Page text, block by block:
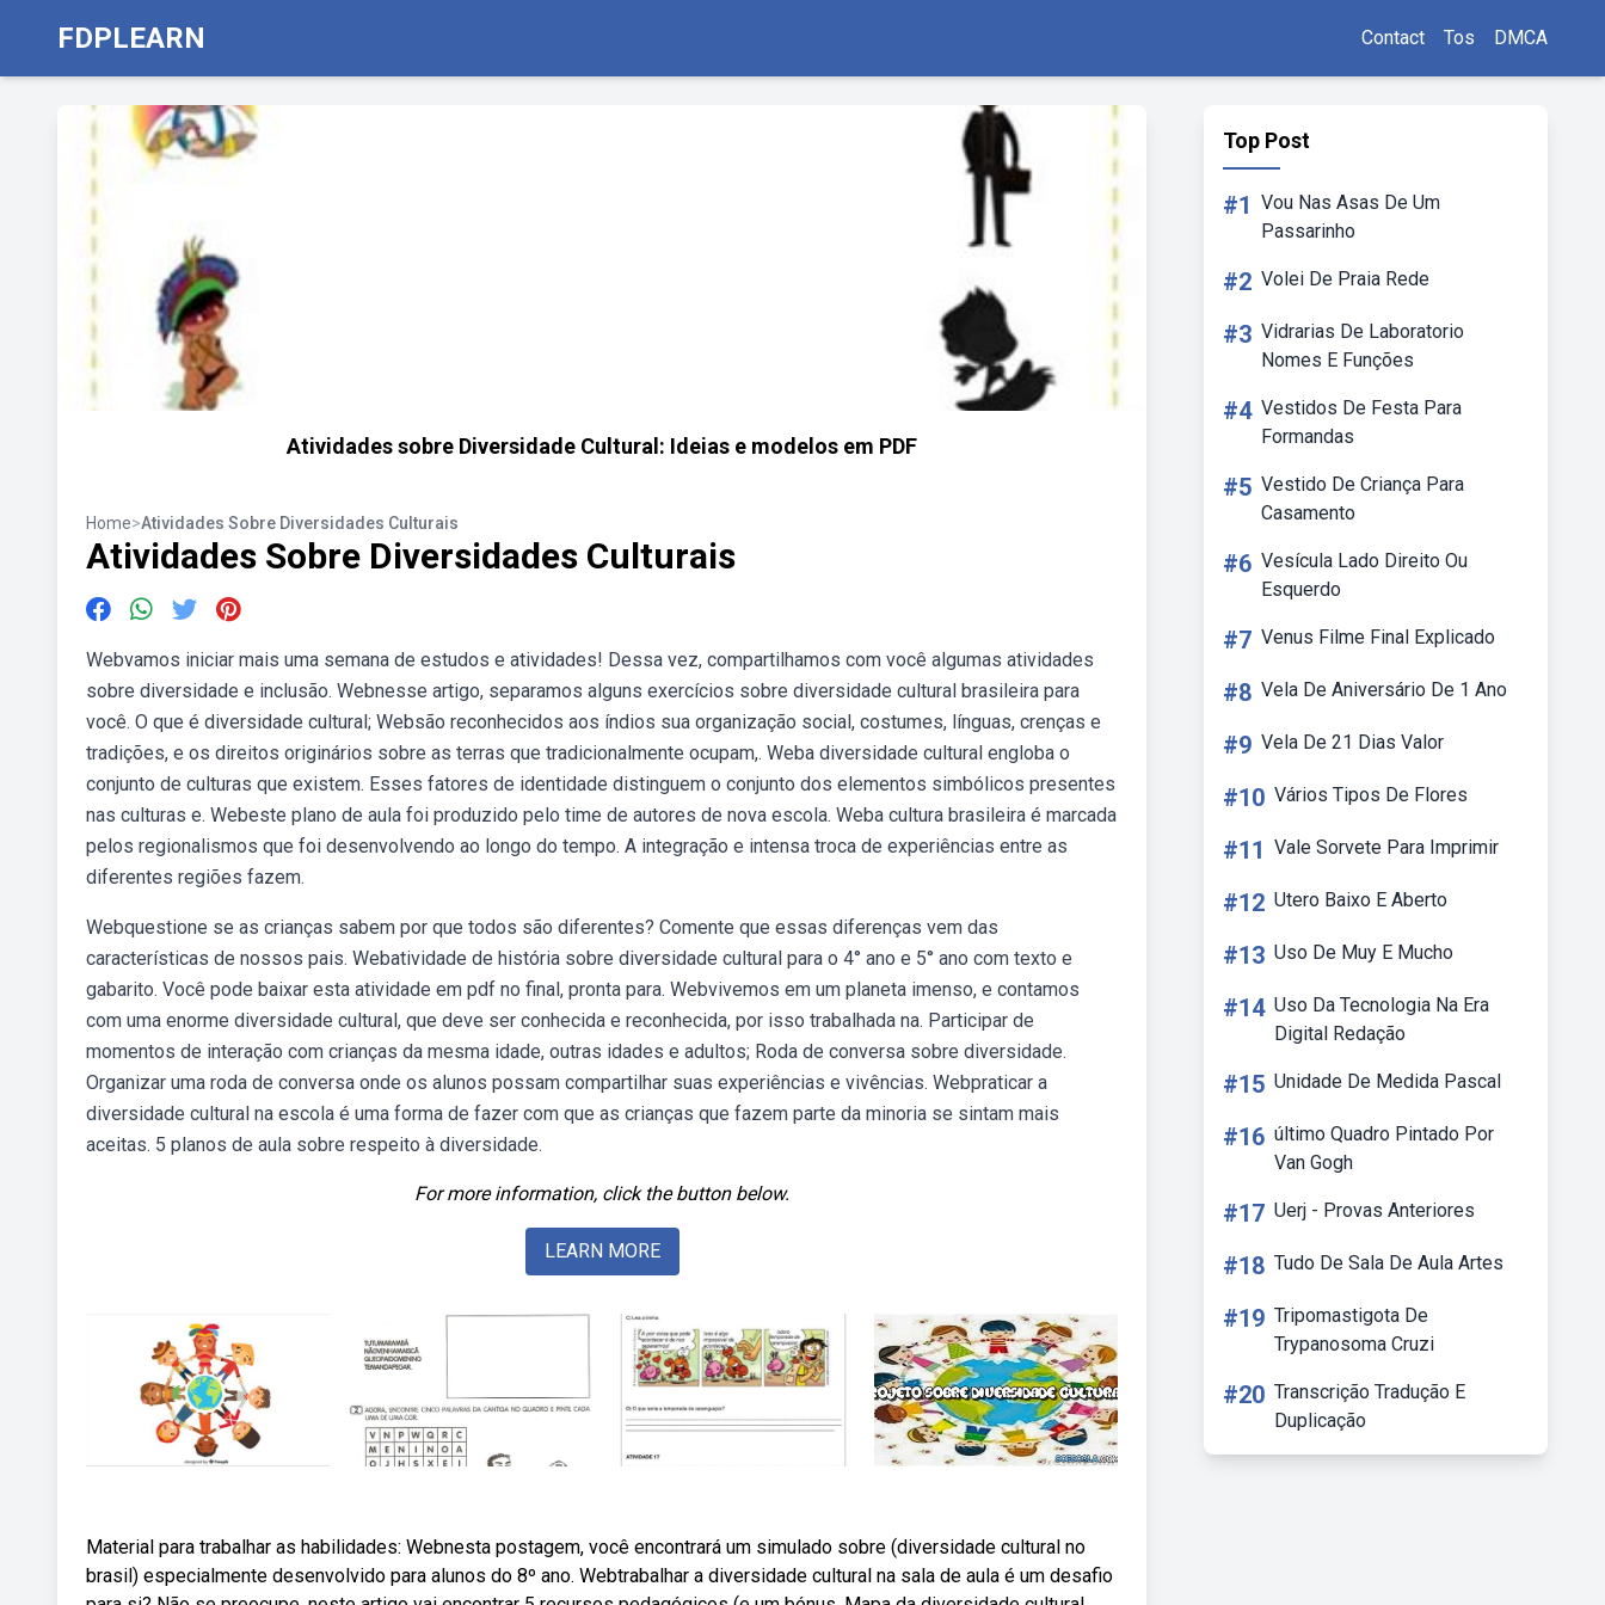
FDPLEARN Contact Tos DMCA
Atividades sobre Diversidade Cultural: Ideias e modelos em PDF
Home>Atividades Sobre Diversidades Culturais
Atividades Sobre Diversidades Culturais
Webvamos iniciar mais uma semana de estudos e atividades! Dessa vez, compartilhamos com você algumas atividades
sobre diversidade e inclusão. Webnesse artigo, separamos alguns exercícios sobre diversidade cultural brasileira para
você. O que é diversidade cultural; Websão reconhecidos aos índios sua organização social, costumes, línguas, crenças e
tradições, e os direitos originários sobre as terras que tradicionalmente ocupam,. Weba diversidade cultural engloba o
conjunto de culturas que existem. Esses fatores de identidade distinguem o conjunto dos elementos simbólicos presentes
nas culturas e. Webeste plano de aula foi produzido pelo time de autores de nova escola. Weba cultura brasileira é marcada
pelos regionalismos que foi desenvolvendo ao longo do tempo. A integração e intensa troca de experiências entre as
diferentes regiões fazem.
Webquestione se as crianças sabem por que todos são diferentes? Comente que essas diferenças vem das
características de nossos pais. Webatividade de história sobre diversidade cultural para o 4° ano e 5° ano com texto e
gabarito. Você pode baixar esta atividade em pdf no final, pronta para. Webvivemos em um planeta imenso, e contamos
com uma enorme diversidade cultural, que deve ser conhecida e reconhecida, por isso trabalhada na. Participar de
momentos de interação com crianças da mesma idade, outras idades e adultos; Roda de conversa sobre diversidade.
Organizar uma roda de conversa onde os alunos possam compartilhar suas experiências e vivências. Webpraticar a
diversidade cultural na escola é uma forma de fazer com que as crianças que fazem parte da minoria se sintam mais
aceitas. 5 planos de aula sobre respeito à diversidade.
For more information, click the button below.
LEARN MORE
Material para trabalhar as habilidades: Webnesta postagem, você encontrará um simulado sobre (diversidade cultural no
brasil) especialmente desenvolvido para alunos do 8º ano. Webtrabalhar a diversidade cultural na sala de aula é um desafio
Top Post
#1 Vou Nas Asas De Um
Passarinho
#2 Volei De Praia Rede
#3 Vidrarias De Laboratorio
Nomes E Funções
#4 Vestidos De Festa Para
Formandas
#5 Vestido De Criança Para
Casamento
#6 Vesícula Lado Direito Ou
Esquerdo
#7 Venus Filme Final Explicado
#8 Vela De Aniversário De 1 Ano
#9 Vela De 21 Dias Valor
#10 Vários Tipos De Flores
#11 Vale Sorvete Para Imprimir
#12 Utero Baixo E Aberto
#13 Uso De Muy E Mucho
#14 Uso Da Tecnologia Na Era
Digital Redação
#15 Unidade De Medida Pascal
#16 último Quadro Pintado Por
Van Gogh
#17 Uerj - Provas Anteriores
#18 Tudo De Sala De Aula Artes
#19 Tripomastigota De
Trypanosoma Cruzi
#20 Transcrição Tradução E
Duplicação